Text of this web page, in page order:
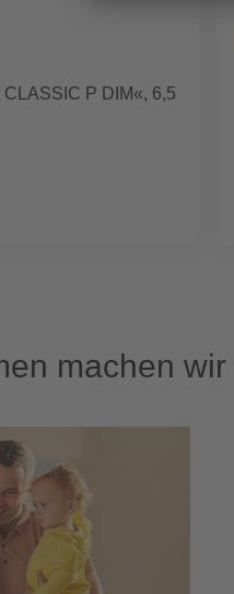
CLASSIC P DIM«, 6,5
machen